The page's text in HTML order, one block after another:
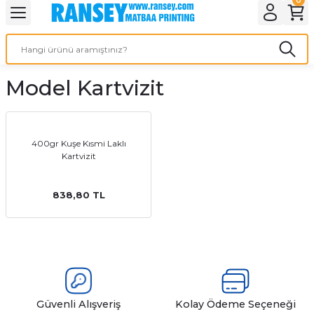
Geri Dön
Geri Dön
Geri Dön
Geri Dön
Ürünleri
Geri Dön
Geri Dön
Geri Dön
Model Kartvizit
400gr Kuşe Kısmi Laklı
Kartvizit
838,80 TL
Güvenli Alışveriş Kolay Ödeme Seçeneği